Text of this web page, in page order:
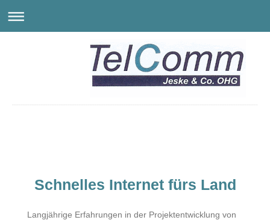
Schnelles Internet fürs Land
Langjährige Erfahrungen in der Projektentwicklung von